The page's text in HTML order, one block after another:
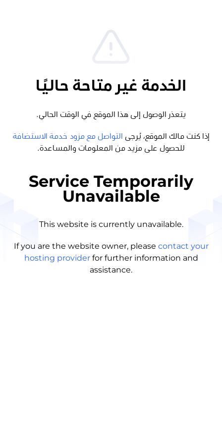
الخدمة غير متاحة حاليًا
يتعذر الوصول إلى هذا الموقع في الوقت الحالي.
إذا كنت مالك الموقع، يُرجى
التواصل مع مزود خدمة الاستضافة
للحصول على مزيد من المعلومات والمساعدة.
Service Temporarily
Unavailable
This website is currently unavailable.
If you are the website owner, please contact your
hosting provider for further information and
assistance.